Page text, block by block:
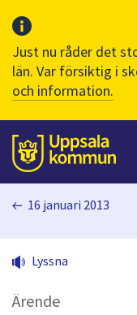
Just nu råder det
län. Var försiktig i
och information.
Till sidans
huvudinnehåll
16 januari 2013
Lyssna
Ärende